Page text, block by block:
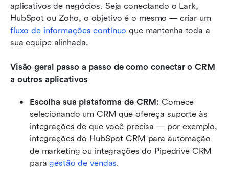
aplicativos de negócios. Seja conectando o Lark,
HubSpot ou Zoho, o objetivo é o mesmo — criar um
fluxo de informações contínuo que mantenha toda a
sua equipe alinhada.
Visão geral passo a passo de como conectar o CRM
a outros aplicativos
Escolha sua plataforma de CRM: Comece
selecionando um CRM que ofereça suporte às
integrações de que você precisa — por exemplo,
integrações do HubSpot CRM para automação
de marketing ou integrações do Pipedrive CRM
para gestão de vendas.